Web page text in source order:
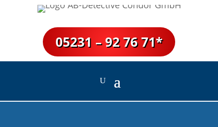
05231 – 92 76 71*